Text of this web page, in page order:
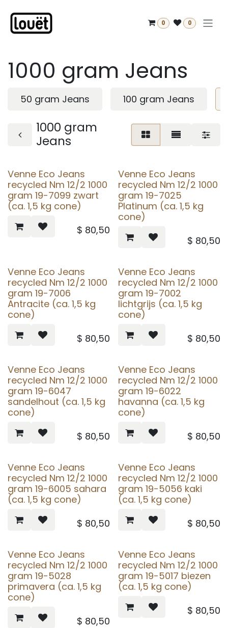
0 0
1000 gram Jeans
50 gram Jeans 100 gram Jeans
1000 gram
Jeans
Venne Eco Jeans
recycled Nm 12/2 1000
gram 19-7099 zwart
(ca. 1,5 kg cone)
$ 80,50
Venne Eco Jeans
recycled Nm 12/2 1000
gram 19-7025
Platinum (ca. 1,5 kg
cone)
$ 80,50
Venne Eco Jeans
recycled Nm 12/2 1000
gram 19-7006
Antracite (ca. 1,5 kg
cone)
$ 80,50
Venne Eco Jeans
recycled Nm 12/2 1000
gram 19-7002
lichtgrijs (ca. 1,5 kg
cone)
$ 80,50
Venne Eco Jeans
recycled Nm 12/2 1000
gram 19-6047
sandelhout (ca. 1,5 kg
cone)
$ 80,50
Venne Eco Jeans
recycled Nm 12/2 1000
gram 19-6022
havanna (ca. 1,5 kg
cone)
$ 80,50
Venne Eco Jeans
recycled Nm 12/2 1000
gram 19-6005 sahara
(ca. 1,5 kg cone)
$ 80,50
Venne Eco Jeans
recycled Nm 12/2 1000
gram 19-5056 kaki
(ca. 1,5 kg cone)
$ 80,50
Venne Eco Jeans
recycled Nm 12/2 1000
gram 19-5028
primavera (ca. 1,5 kg
cone)
$ 80,50
Venne Eco Jeans
recycled Nm 12/2 1000
gram 19-5017 biezen
(ca. 1,5 kg cone)
$ 80,50